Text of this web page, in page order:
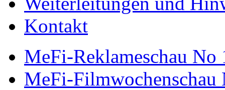
Kontakt
MeFi-Reklameschau No
MeFi-Filmwochenschau